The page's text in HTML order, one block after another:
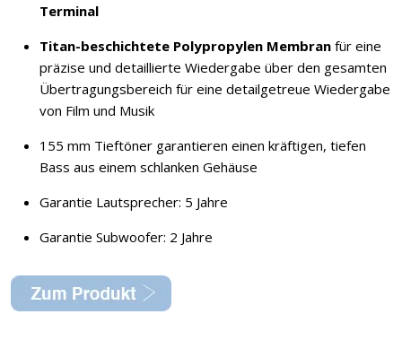
Terminal
Titan-beschichtete Polypropylen Membran für eine
präzise und detaillierte Wiedergabe über den gesamten
Übertragungsbereich für eine detailgetreue Wiedergabe
von Film und Musik
155 mm Tieftöner garantieren einen kräftigen, tiefen
Bass aus einem schlanken Gehäuse
Garantie Lautsprecher: 5 Jahre
Garantie Subwoofer: 2 Jahre